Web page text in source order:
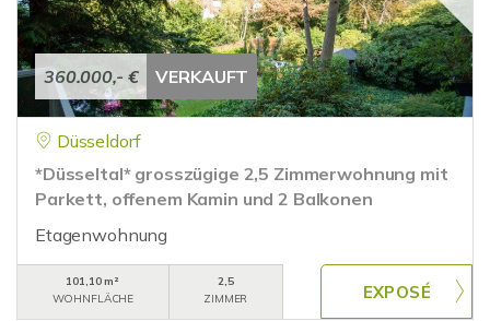
360.000,- € VERKAUFT
Düsseldorf
*Düsseltal* grosszügige 2,5 Zimmerwohnung mit
Parkett, offenem Kamin und 2 Balkonen
Etagenwohnung
101,10 m²
WOHNFLÄCHE
2,5
ZIMMER